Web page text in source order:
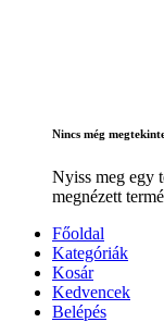
Nincs még
Nyiss meg egy
megnézett
Főoldal
Kategóriák
Kosár
Kedvencek
Belépés